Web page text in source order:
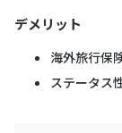
デメリット
海外旅行保
ステータス